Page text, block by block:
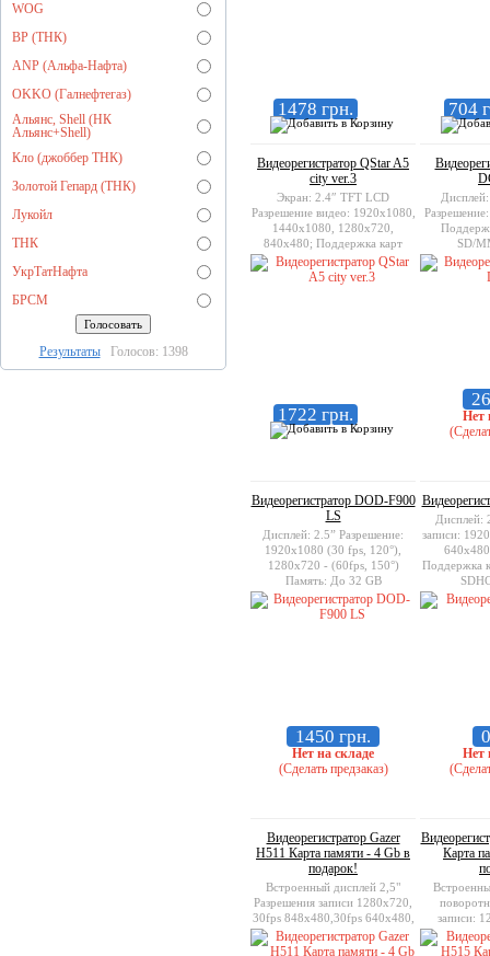
WOG
BP (ТНК)
ANP (Альфа-Нафта)
OKKO (Галнефтегаз)
Альянс, Shell (НК
Альянс+Shell)
Кло (джоббер ТНК)
Золотой Гепард (ТНК)
Лукойл
ТНК
УкрТатНафта
БРСМ
РезультатыГолосов: 1398
1478 грн. 704
Видеорегистратор QStar A5
city ver.3
Экран: 2.4″ TFT LCD
Разрешение видео: 1920x1080,
1440х1080, 1280x720,
840x480; Поддержка карт
памяти: microSDHC до 32GB;
1722 грн.
SD/
Нет
Видеорегистратор DOD-F900
LS
Дисплей: 2.5” Разрешение:
1920х1080 (30 fps, 120°),
1280x720 - (60fps, 150°)
Память: До 32 GB
1450 грн.
Нет на складе
(Сделать предзаказ)
Дисплей:
записи:
Поддержка
Нет
Видеорегистратор Gazer
H511 Карта памяти - 4 Gb в
подарок!
Встроенный дисплей 2,5"
Разрешения записи 1280x720,
30fps 848x480,30fps 640x480,
60fps
Карта
записи:
Поддержка